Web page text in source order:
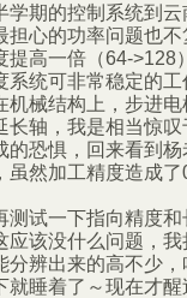
期的控制系统到云
担心的功率问题也
提高一倍（64->128
系统可非常稳定的工
械结构上，步进电
长轴，我是相当惊
的恐惧，回来看到
虽然加工精度造成
试一下指向精度和
应该没什么问题，
分辨出来的高不少
睡着了～现在才醒